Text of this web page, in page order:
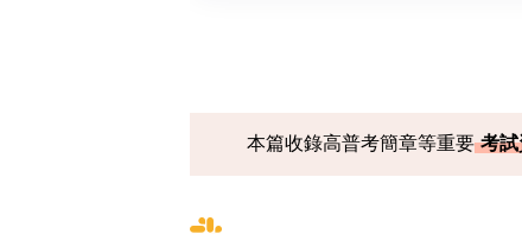
本篇收錄高普考簡章等重要 考